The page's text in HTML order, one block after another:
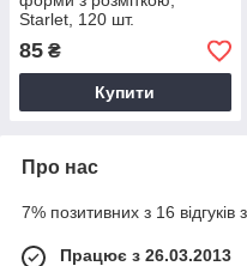
Starlet, 120 шт.
85 ₴
Купити
Про нас
7% позитивних з 16 відгуків
Працює з 26.03.2013